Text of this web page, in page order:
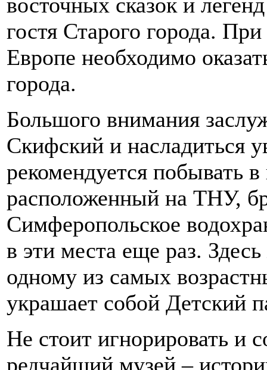
восточных сказок и
гостя Старого города.
Европе необходимо
города.
Большого внимания
Скифский и насладиться
рекомендуется побывать
расположенный на ТНУ,
Симферопольское
в эти места еще раз.
одному из самых
украшает собой Детский
Не стоит игнорировать и
редчайший музей –